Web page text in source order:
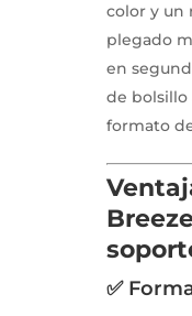
color y un
plegado
en
de bolsillo
formato
✅